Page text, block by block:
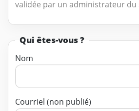
validée par un administrateur du
Qui êtes-vous ?
Nom
Courriel (non publié)